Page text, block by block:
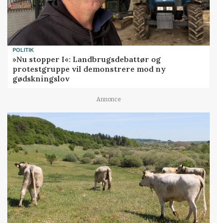
POLITIK
»Nu stopper I«: Landbrugsdebattør og
protestgruppe vil demonstrere mod ny
gødskningslov
Annonce